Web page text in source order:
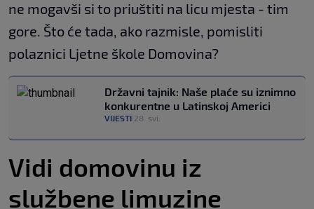
ne mogavši si to priuštiti na licu mjesta - tim
gore. Što će tada, ako razmisle, pomisliti
polaznici Ljetne škole Domovina?
Državni tajnik: Naše plaće su iznimno
konkurentne u Latinskoj Americi
VIJESTI 28. svi.
Vidi domovinu iz
službene limuzine